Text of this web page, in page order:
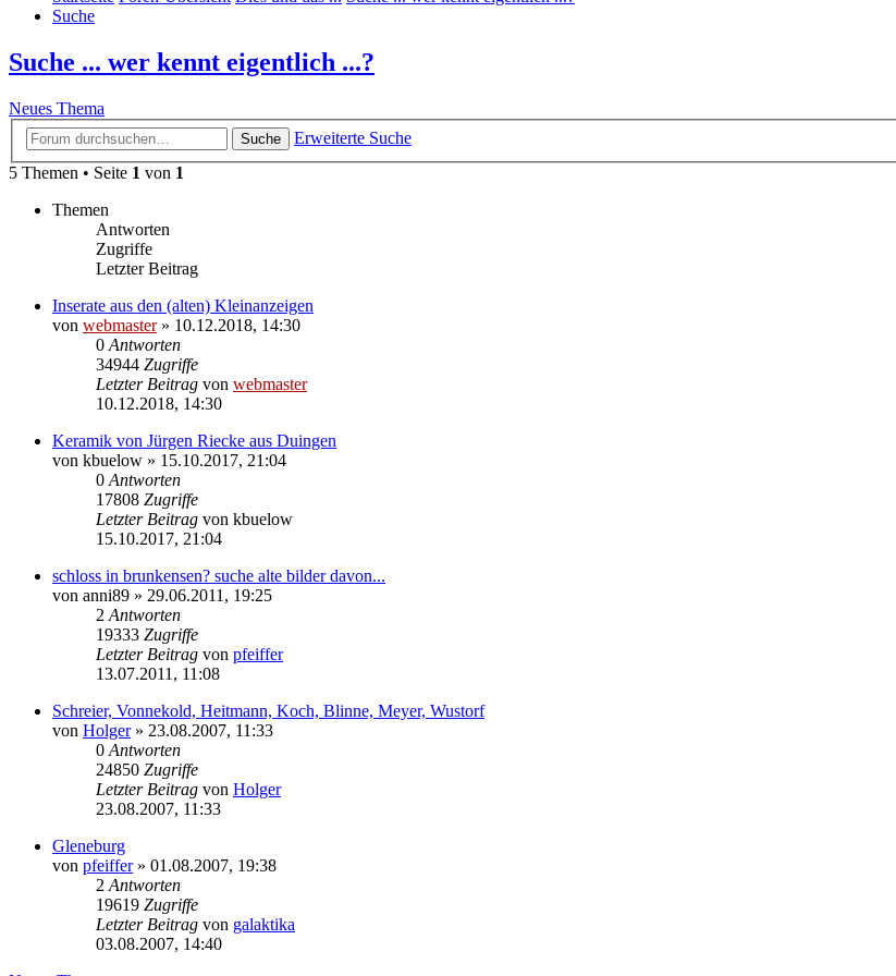
Suche
Suche ... wer kennt eigentlich ...?
Neues Thema
Suche
Erweiterte Suche
5 Themen • Seite 1 von 1
Themen
Antworten
Zugriffe
Letzter Beitrag
Inserate aus den (alten) Kleinanzeigen
von webmaster» 10.12.2018, 14:30
0 Antworten
34944 Zugriffe
Letzter Beitrag von webmaster
10.12.2018, 14:30
Keramik von Jürgen Riecke aus Duingen
von kbuelow » 15.10.2017, 21:04
0 Antworten
17808 Zugriffe
Letzter Beitrag von kbuelow
15.10.2017, 21:04
schloss in brunkensen? suche alte bilder davon...
von anni89 » 29.06.2011, 19:25
2 Antworten
19333 Zugriffe
Letzter Beitrag von pfeiffer
13.07.2011, 11:08
Schreier, Vonnekold, Heitmann, Koch, Blinne, Meyer, Wustorf
von Holger» 23.08.2007, 11:33
0 Antworten
24850 Zugriffe
Letzter Beitrag von Holger
23.08.2007, 11:33
Gleneburg
von pfeiffer» 01.08.2007, 19:38
2 Antworten
19619 Zugriffe
Letzter Beitrag von galaktika
03.08.2007, 14:40